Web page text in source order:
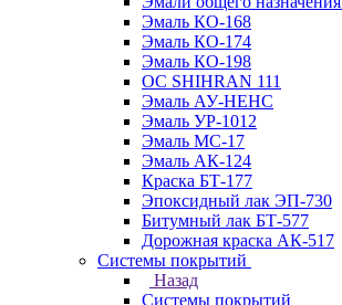
Эмаль КО-168
Эмаль КО-174
Эмаль КО-198
ОС SHIHRAN 111
Эмаль АУ-НЕНС
Эмаль УР-1012
Эмаль МС-17
Эмаль АК-124
Краска БТ-177
Эпоксидный лак ЭП-730
Битумный лак БТ-577
Дорожная краска АК-517
Системы покрытий
Назад
Системы покрытий